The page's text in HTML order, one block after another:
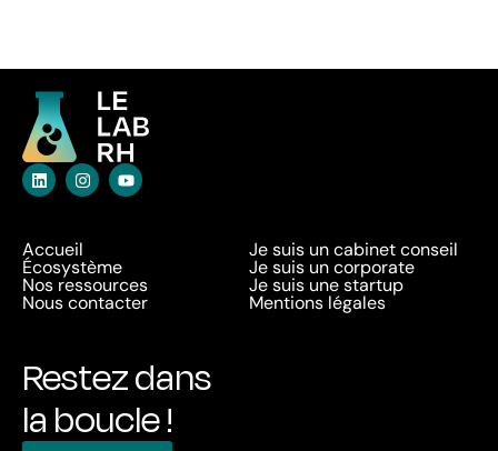
Accueil
Écosystème
Nos ressources
Nous contacter
Je suis un cabinet conseil
Je suis un corporate
Je suis une startup
Mentions légales
Restez dans
la boucle !